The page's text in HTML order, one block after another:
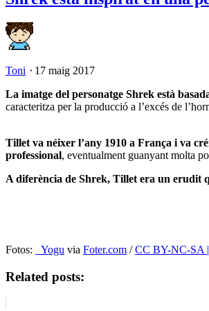
Toni ⋅ 17 maig 2017
La imatge del personatge Shrek està
caracteritza per la producció a l’excés de
Tillet va néixer l’any 1910 a França i va
professional, eventualment guanyant molta
A diferència de Shrek, Tillet era un erudit
Fotos: _Yogu via Foter.com /CC BY-NC-SA
Related posts: